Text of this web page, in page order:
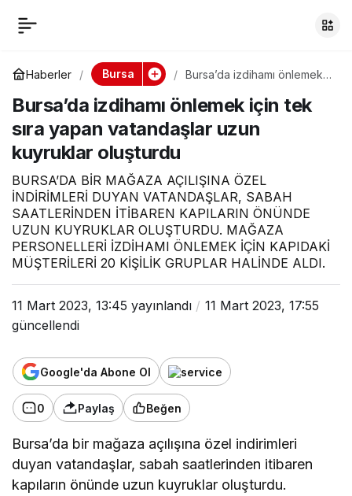
Haberler Bursa
Bursa’da izdihamı önlemek
vatandaşlar uzun kuyruklar
oluşturdu
Bursa’da izdihamı önlemek için tek
sıra yapan vatandaşlar uzun
kuyruklar oluşturdu
BURSA’DA BİR MAĞAZA AÇILIŞINA ÖZEL
İNDİRİMLERİ DUYAN VATANDAŞLAR, SABAH
SAATLERİNDEN İTİBAREN KAPILARIN ÖNÜNDE
UZUN KUYRUKLAR OLUŞTURDU. MAĞAZA
PERSONELLERİ İZDİHAMI ÖNLEMEK İÇİN KAPIDAKİ
MÜŞTERİLERİ 20 KİŞİLİK GRUPLAR HALİNDE ALDI.
11 Mart 2023, 13:45 yayınlandı
11 Mart 2023, 17:55
güncellendi
Google'da Abone Ol
0 Paylaş Beğen
Bursa’da bir mağaza açılışına özel indirimleri
duyan vatandaşlar, sabah saatlerinden itibaren
kapıların önünde uzun kuyruklar oluşturdu.
Bursa’da izdihamı
önlemek için tek sıra
yapan vatandaşlar
uzun kuyruklar
oluşturdu
Paylaş